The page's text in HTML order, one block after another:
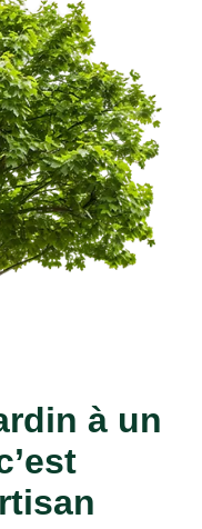
à un